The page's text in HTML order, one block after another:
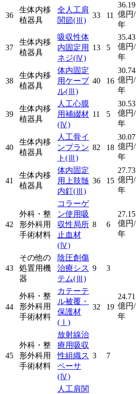
36
生体内移
植器具
全人工肩
関節(Ⅲ)
33 11
36.19
億円/
年
37
生体内移
植器具
吸収性体
内固定用
ネジ(Ⅳ)
13 5
35.43
億円/
年
38
生体内移
植器具
体内固定
用ケーブ
ル(Ⅲ)
40 16
30.74
億円/
年
39
生体内移
植器具
人工心膜
用補綴材
(Ⅳ)
11 5
30.53
億円/
年
40
生体内移
植器具
人工骨イ
ンプラン
ト (Ⅲ)
82 18
30.07
億円/
年
41
生体内移
植器具
体内固定
用上肢髄
内釘(Ⅲ)
36 15
27.73
億円/
年
42
外科・整
形外科用
手術材料
コラーゲ
ン使用吸
収性局所
止血材
(Ⅳ)
8 6
27.15
億円/
年
43
その他の
処置用機
器
陰圧創傷
治療シス
テム(Ⅲ)
9 3
44
外科・整
形外科用
手術材料
カテーテ
ル被覆・
保護材
(Ⅰ)
32 19
24.71
億円/
年
45
外科・整
形外科用
手術材料
放射線治
療用吸収
性組織ス
ペーサ
(Ⅳ)
3 7
人工肩関